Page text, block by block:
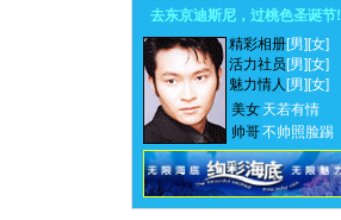
去东京迪斯尼，过桃色圣诞节!
精彩相册[男] [女]
活力社员 [男] [女]
魅力情人 [男] [女]
美女 天若有情
帅哥不帅照脸踢